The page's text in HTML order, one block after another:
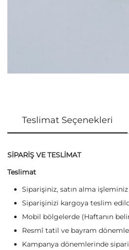
Teslimat Seçenekleri
SİPARİŞ VE TESLİMAT
Teslimat
Siparişiniz, satın alma
Siparişinizi kargoya teslim
Mobil bölgelerde (Haftanın
Resmî tatil ve bayram
Kampanya dönemlerinde